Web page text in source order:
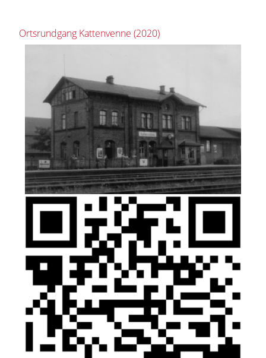
Ortsrundgang Kattenvenne (2020)